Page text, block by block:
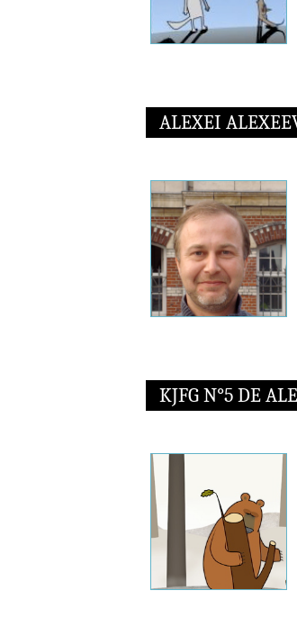
ALEXEI
KJFG N°5 DE